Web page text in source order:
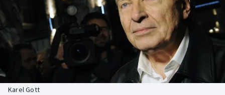
Americký fotbal
Baseball a softbal
Basketbal
Biatlon
NEPŘEHLÉDNĚTE
Soutěže
Historické návraty
Aplikace ČT sport
Karel Gott